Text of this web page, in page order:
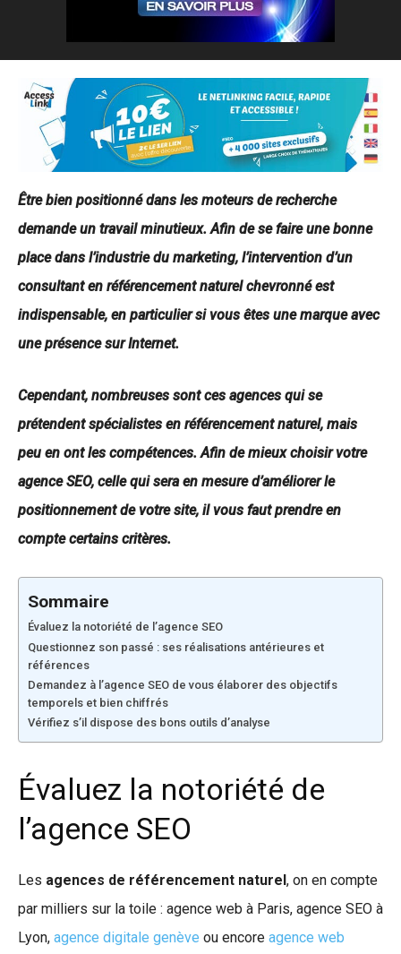
Être bien positionné dans les moteurs de recherche
demande un travail minutieux. Afin de se faire une bonne
place dans l’industrie du marketing, l’intervention d’un
consultant en référencement naturel chevronné est
indispensable, en particulier si vous êtes une marque avec
une présence sur Internet.
Cependant, nombreuses sont ces agences qui se
prétendent spécialistes en référencement naturel, mais
peu en ont les compétences. Afin de mieux choisir votre
agence SEO, celle qui sera en mesure d’améliorer le
positionnement de votre site, il vous faut prendre en
compte certains critères.
Sommaire
Évaluez la notoriété de l’agence SEO
Questionnez son passé : ses réalisations antérieures et
références
Demandez à l’agence SEO de vous élaborer des objectifs
temporels et bien chiffrés
Vérifiez s’il dispose des bons outils d’analyse
Évaluez la notoriété de
l’agence SEO
Les agences de référencement naturel , on en compte
par milliers sur la toile : agence web à Paris, agence SEO à
Lyon, agence digitale genève ou encore agence web